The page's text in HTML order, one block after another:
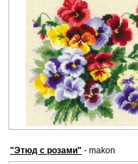
"Этюд с розами" - makon